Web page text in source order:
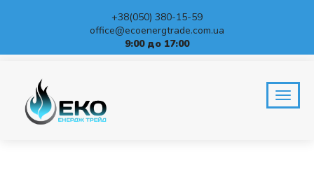
+38(050) 380-15-59
office@ecoenergtrade.com.ua
9:00 до 17:00
BLOG Home